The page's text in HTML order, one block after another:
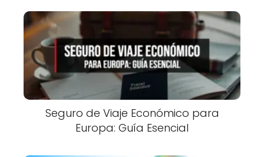
Seguro de Viaje Económico para
Europa: Guía Esencial